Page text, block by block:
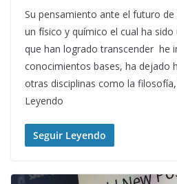
Su pensamiento ante el futuro de
un físico y químico el cual ha
que han logrado transcender he
conocimientos bases, ha dejado
otras disciplinas como la
Leyendo
Seguir Leyendo